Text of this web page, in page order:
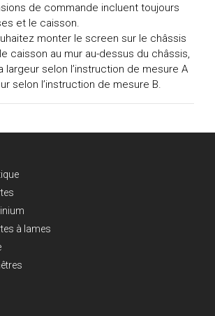
de commande incluent toujours
et le caisson.
monter le screen sur le châssis
caisson au mur au-dessus du châssis,
largeur selon l’instruction de mesure A
selon l’instruction de mesure B.
à lames